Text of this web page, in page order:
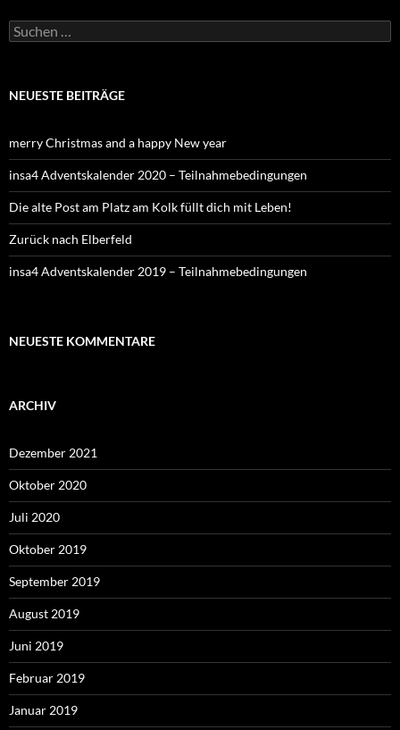
NEUESTE BEITRÄGE
merry Christmas and a happy New year
insa4 Adventskalender 2020 – Teilnahmebedingungen
Die alte Post am Platz am Kolk füllt dich mit Leben!
Zurück nach Elberfeld
insa4 Adventskalender 2019 – Teilnahmebedingungen
NEUESTE KOMMENTARE
ARCHIV
Dezember 2021
Oktober 2020
Juli 2020
Oktober 2019
September 2019
August 2019
Juni 2019
Februar 2019
Januar 2019